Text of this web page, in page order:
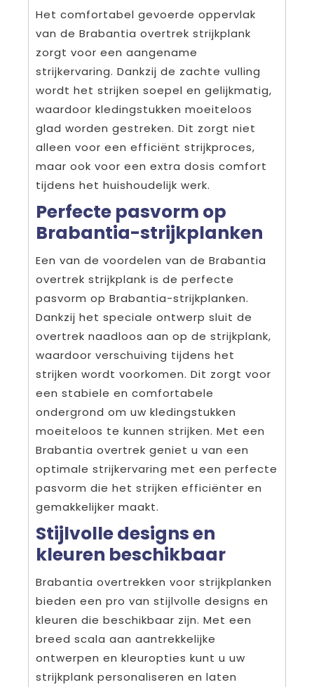
Het comfortabel gevoerde oppervlak
van de Brabantia overtrek strijkplank
zorgt voor een aangename
strijkervaring. Dankzij de zachte vulling
wordt het strijken soepel en gelijkmatig,
waardoor kledingstukken moeiteloos
glad worden gestreken. Dit zorgt niet
alleen voor een efficiënt strijkproces,
maar ook voor een extra dosis comfort
tijdens het huishoudelijk werk.
Perfecte pasvorm op
Brabantia-strijkplanken
Een van de voordelen van de Brabantia
overtrek strijkplank is de perfecte
pasvorm op Brabantia-strijkplanken.
Dankzij het speciale ontwerp sluit de
overtrek naadloos aan op de strijkplank,
waardoor verschuiving tijdens het
strijken wordt voorkomen. Dit zorgt voor
een stabiele en comfortabele
ondergrond om uw kledingstukken
moeiteloos te kunnen strijken. Met een
Brabantia overtrek geniet u van een
optimale strijkervaring met een perfecte
pasvorm die het strijken efficiënter en
gemakkelijker maakt.
Stijlvolle designs en
kleuren beschikbaar
Brabantia overtrekken voor strijkplanken
bieden een pro van stijlvolle designs en
kleuren die beschikbaar zijn. Met een
breed scala aan aantrekkelijke
ontwerpen en kleuropties kunt u uw
strijkplank personaliseren en laten